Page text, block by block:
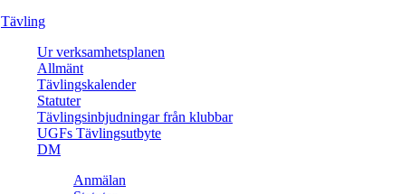
Tävling
Ur verksamhetsplanen
Allmänt
Tävlingskalender
Statuter
Tävlingsinbjudningar från klubbar
UGFs Tävlingsutbyte
DM
Anmälan